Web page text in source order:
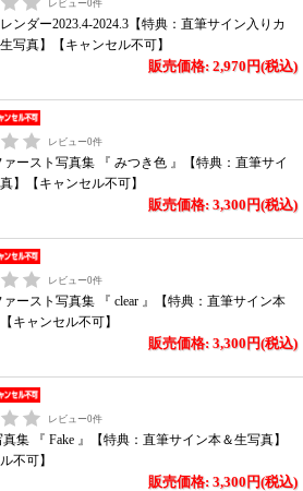
レビュー0件
ンダー2023.4-2024.3【特典：直筆サイン入りカ
写真】【キャンセル不可】
販売価格: 2,970円(税込)
レビュー0件
ースト写真集 『 みつき色 』【特典：直筆サイ
】【キャンセル不可】
販売価格: 3,300円(税込)
レビュー0件
ァースト写真集 『 clear 』【特典：直筆サイン本
キャンセル不可】
販売価格: 3,300円(税込)
レビュー0件
集 『 Fake 』【特典：直筆サイン本＆生写真】
不可】
販売価格: 3,300円(税込)